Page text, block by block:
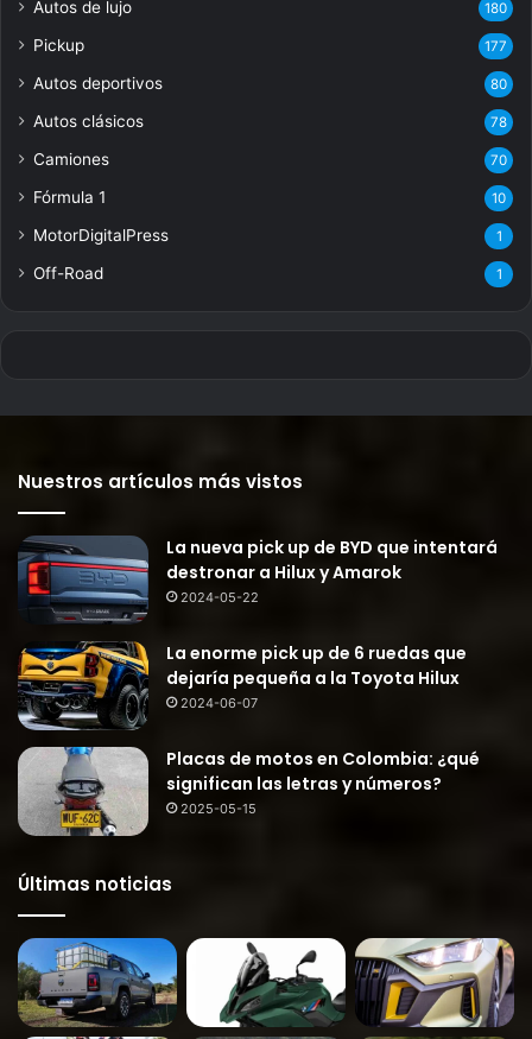
Autos de lujo 180
Pickup 177
Autos deportivos 80
Autos clásicos 78
Camiones 70
Fórmula 1 10
MotorDigitalPress 1
Off-Road 1
Nuestros artículos más vistos
La nueva pick up de BYD que intentará
destronar a Hilux y Amarok
2024-05-22
La enorme pick up de 6 ruedas que
dejaría pequeña a la Toyota Hilux
2024-06-07
Placas de motos en Colombia: ¿qué
significan las letras y números?
2025-05-15
Últimas noticias